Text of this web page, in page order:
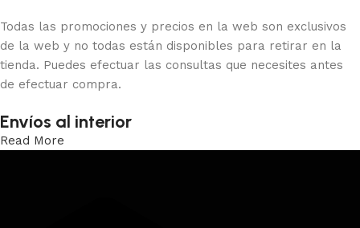
Todas las promociones y precios en la web son exclusivos
de la web y no todas están disponibles para retirar en la
tienda. Puedes efectuar las consultas que necesites antes
de efectuar compra.
Envíos al interior
Read More